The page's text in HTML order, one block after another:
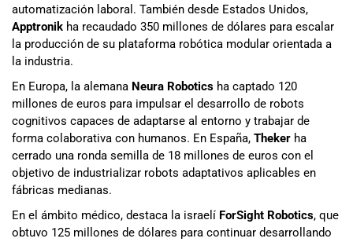
automatización laboral. También desde Estados Unidos,
Apptronik ha recaudado 350 millones de dólares para escalar
la producción de su plataforma robótica modular orientada a
la industria.
En Europa, la alemana Neura Robotics ha captado 120
millones de euros para impulsar el desarrollo de robots
cognitivos capaces de adaptarse al entorno y trabajar de
forma colaborativa con humanos. En España, Theker ha
cerrado una ronda semilla de 18 millones de euros con el
objetivo de industrializar robots adaptativos aplicables en
fábricas medianas.
En el ámbito médico, destaca la israelí ForSight Robotics, que
obtuvo 125 millones de dólares para continuar desarrollando